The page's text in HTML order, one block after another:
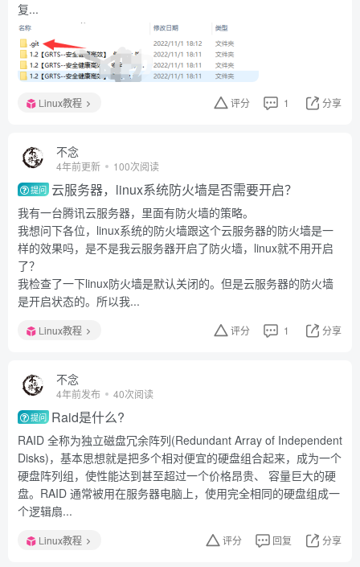
复...
Linux教程 评分 1 分享
不念
4年前更新 100次阅读
提问 云服务器，linux系统防火墙是否需要开启？
我有一台腾讯云服务器，里面有防火墙的策略。
我想问下各位，linux系统的防火墙跟这个云服务器的防火墙是一
样的效果吗，是不是我云服务器开启了防火墙，linux就不用开启
了？
我检查了一下linux防火墙是默认关闭的。但是云服务器的防火墙
是开启状态的。所以我...
Linux教程 评分 1 分享
不念
4年前发布 40次阅读
提问 Raid是什么?
RAID 全称为独立磁盘冗余阵列(Redundant Array of Independent
Disks)，基本思想就是把多个相对便宜的硬盘组合起来，成为一个
硬盘阵列组，使性能达到甚至超过一个价格昂贵、 容量巨大的硬
盘。RAID 通常被用在服务器电脑上，使用完全相同的硬盘组成一
个逻辑扇...
Linux教程 评分 回复 分享